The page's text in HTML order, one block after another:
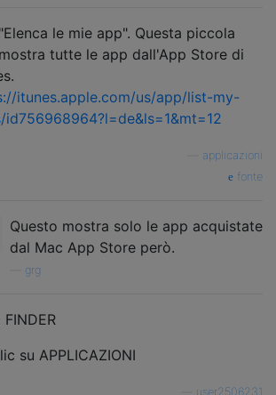
le mie app". Questa piccola
tutte le app dall'App Store di
itunes.apple.com/us/app/list-my-
id756968964?l=de&ls=1&mt=12
applicazioni
fonte
Questo mostra solo le app acquistate
dal Mac App Store però.
grg
su APPLICAZIONI
user2506231